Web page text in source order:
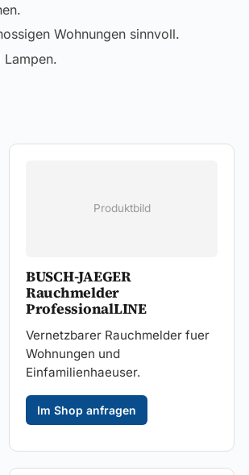
Wohnungen sinnvoll.
Produktbild
BUSCH-JAEGER
Rauchmelder
ProfessionalLINE
Vernetzbarer Rauchmelder fuer
Wohnungen und
Einfamilienhaeuser.
Im Shop anfragen